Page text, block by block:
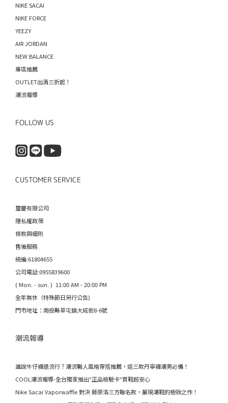
NIKE SACAI
NIKE FORCE
YEEZY
AIR JORDAN
NEW BALANCE
專區推薦
OUTLET出清三折起！
潮流報導
FOLLOW US
CUSTOMER SERVICE
璽慶有限公司
隱私權政策
條款與細則
售後服務
統編:61804655
公司電話:0955839600
( Mon. - sun. ) 11:00 AM - 20:00 PM
全年無休（特殊節日另行公告)
門市地址：南投縣草屯鎮大成街8-6號
潮流報導
誰說牛仔褲退流行？潮流職人風格穿搭推薦，這三款丹寧褲潮男必備！
COOL潮流報導-全台獨家推出"正品檢驗卡"買鞋超安心
Nike Sacai Vaporwaffle 對決 藤原浩三方聯名款，展現潮鞋的極致之作！